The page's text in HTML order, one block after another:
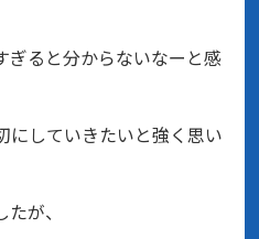
ぎると分からないなーと感
にしていきたいと強く思い
が、